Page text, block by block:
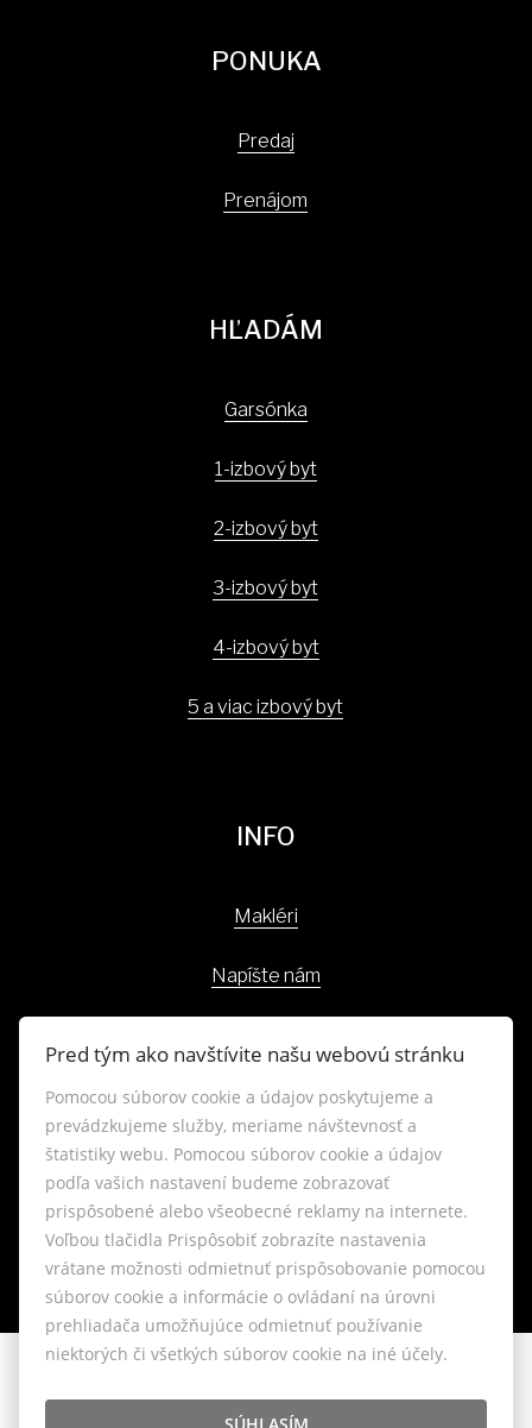
PONUKA
Predaj
Prenájom
HĽADÁM
Garsónka
1-izbový byt
2-izbový byt
3-izbový byt
4-izbový byt
5 a viac izbový byt
INFO
Makléri
Napíšte nám
Blog
Lokality
Nastavenie cookies
Belániková 6, Bratislava 841 04, E-mail: info@liviante.sk
Pred tým ako navštívite našu webovú stránku
Pomocou súborov cookie a údajov poskytujeme a
prevádzkujeme služby, meriame návštevnosť a
štatistiky webu. Pomocou súborov cookie a údajov
podľa vašich nastavení budeme zobrazovať
prispôsobené alebo všeobecné reklamy na internete.
Voľbou tlačidla Prispôsobiť zobrazíte nastavenia
vrátane možnosti odmietnuť prispôsobovanie pomocou
súborov cookie a informácie o ovládaní na úrovni
prehliadača umožňujúce odmietnuť používanie
niektorých či všetkých súborov cookie na iné účely.